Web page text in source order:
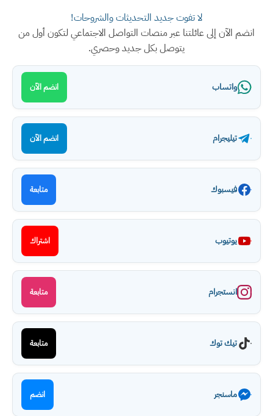
لا تفوت جديد التحديثات والشروحات!
انضم الآن إلى عائلتنا عبر منصات التواصل الاجتماعي لتكون أول من
يتوصل بكل جديد وحصري.
واتساب انضم الآن
تيليجرام انضم الآن
فيسبوك متابعة
يوتيوب اشتراك
انستجرام متابعة
تيك توك متابعة
ماسنجر انضم